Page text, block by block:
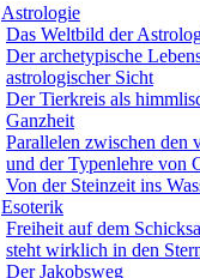
Astrologie
Das Weltbild der
Der archetypische
astrologischer Sicht
Der Tierkreis als
Ganzheit
Parallelen zwischen den
und der Typenlehre von
Von der Steinzeit ins
Esoterik
Freiheit auf dem
steht wirklich in den
Der Jakobsweg